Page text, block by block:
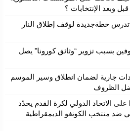
وبعد الإنتخابات ؟
تدرس خطةجديدة لوقف إطلاق النار
بسبب تزوير “وثائق كورونا” يصل
جارية لضمان انطلاق وسير الموسم
على الاتحاد الدولي لكرة القدم يحدّد
ضد منتخب الكونغو الديمقراطية